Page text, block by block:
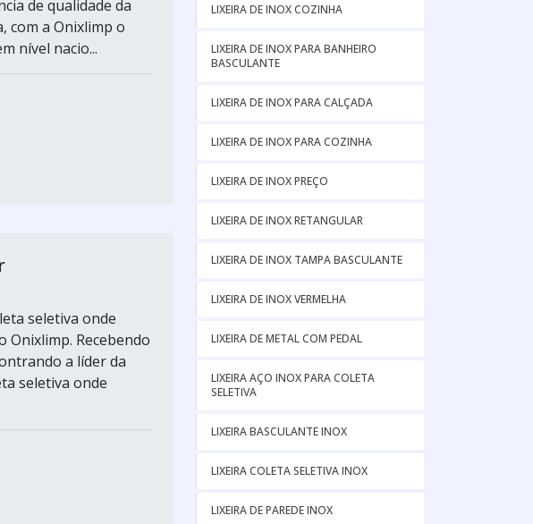
de qualidade da
com a Onixlimp o
nível nacio...
seletiva onde
Recebendo
a líder da
seletiva onde
LIXEIRA DE INOX COZINHA
LIXEIRA DE INOX PARA BANHEIRO
BASCULANTE
LIXEIRA DE INOX PARA CALÇADA
LIXEIRA DE INOX PARA COZINHA
LIXEIRA DE INOX PREÇO
LIXEIRA DE INOX RETANGULAR
LIXEIRA DE INOX TAMPA BASCULANTE
LIXEIRA DE INOX VERMELHA
LIXEIRA DE METAL COM PEDAL
LIXEIRA AÇO INOX PARA COLETA
SELETIVA
LIXEIRA BASCULANTE INOX
LIXEIRA COLETA SELETIVA INOX
LIXEIRA DE PAREDE INOX